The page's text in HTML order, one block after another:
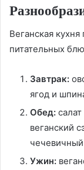
Веганская
питательных
Завтрак:
ягод и
Обед:
веганский
чечевичный
Ужин: